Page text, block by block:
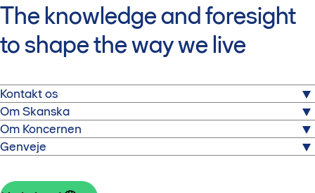
The knowledge and foresight
to shape the way we live
Kontakt os
Skanska A/S
Havneholmen 6, 6. sal
2450 København SV
Om Skanska
I Danmark er Skanska repræsenteret ved Skanska A/S,
der udvikler kontorer, boliger og hoteller i Storkøbenhavn.
Formål og værdier
Om Koncernen
Skanska er en af verdens største projektudviklings- og
verdensplan i Europa og USA.
Genveje